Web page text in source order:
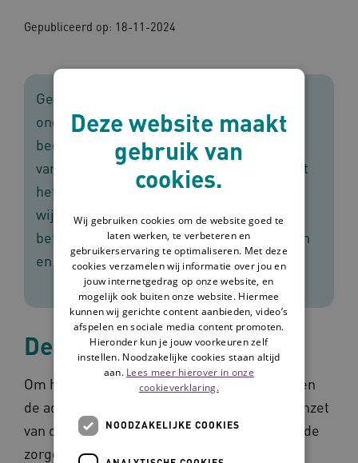
Gepubliceerd op: 18-11-2024
Gebruikers ervaren hun ECD niet altijd als
ondersteunend in hun werk. Om te
begrijpen hoe dat komt, onderzochten we
vanuit de Stichting Omaha System Support
het gebruik van het ECD in de
wijkverpleging. Wat gaat goed, wat kan
beter? Wat is er nodig om dit te verbeteren
en wie kan daarin een rol vervullen?
De bevindingen en tips
Om het ECD optimaal te kunnen gebruiken en
de administratieve lasten te verlagen is de inzet
van drie partijen nodig: de ECD leverancier, de
zorgorganisatie en de zorgmedewerkers.
Deze website maakt
gebruik van
cookies.
Wij gebruiken cookies om de website goed te
laten werken, te verbeteren en
gebruikerservaring te optimaliseren. Met deze
cookies verzamelen wij informatie over jou en
jouw internetgedrag op onze website, en
mogelijk ook buiten onze website. Hiermee
kunnen wij gerichte content aanbieden, video’s
afspelen en sociale media content promoten.
Hieronder kun je jouw voorkeuren zelf
instellen. Noodzakelijke cookies staan altijd
aan. Lees meer hierover in onze
cookieverklaring.
NOODZAKELIJKE COOKIES